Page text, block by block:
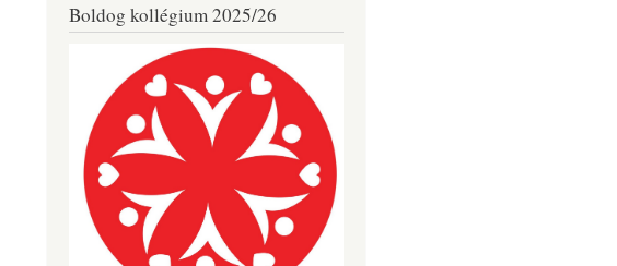
Boldog kollégium 2025/26